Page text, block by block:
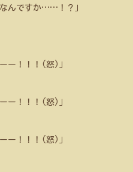
なんですか…… ！？」
ー！！！(怒)」
ー！！！(怒)」
ー！！！(怒)」